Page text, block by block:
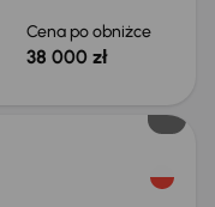
Cena po obniżce
38 000 zł